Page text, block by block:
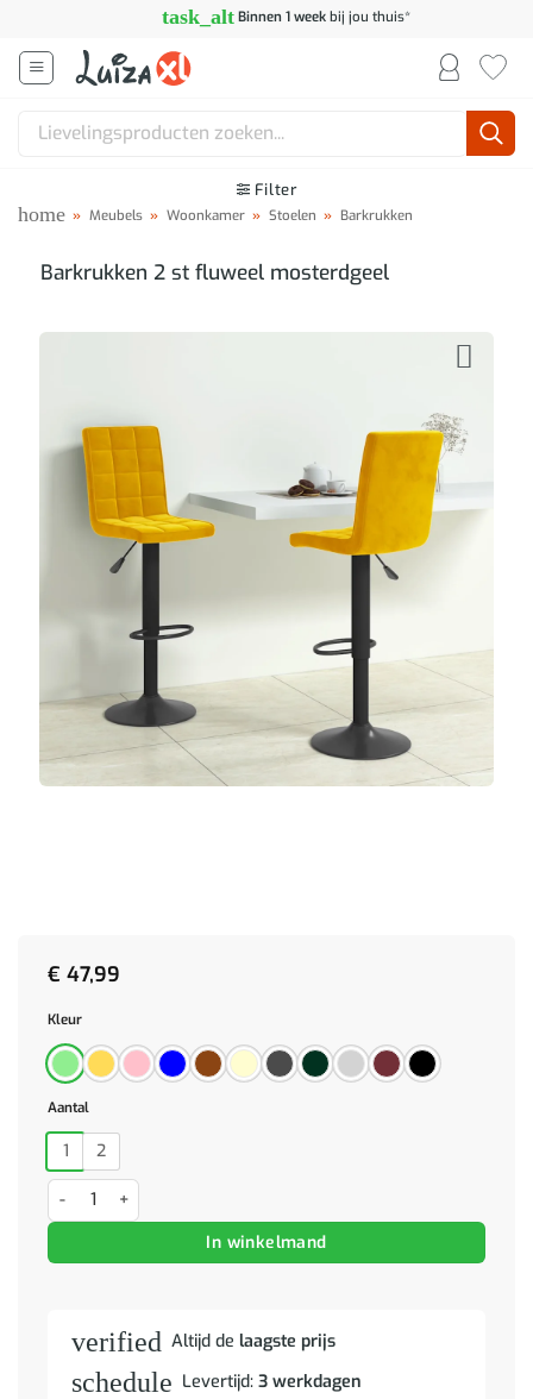
inhoud
task_alt Binnen 1 weekbij jou thuis*
Zoeken
Filter
home » Meubels » Woonkamer » Stoelen » Barkrukken
Barkrukken 2 st fluweel mosterdgeel
€ 47,99
Kleur
Aantal
1 2
Barkrukken 2 st fluweel mosterdgeel aantal
In winkelmand
verified Altijd de laagste prijs
schedule Levertijd: 3 werkdagen